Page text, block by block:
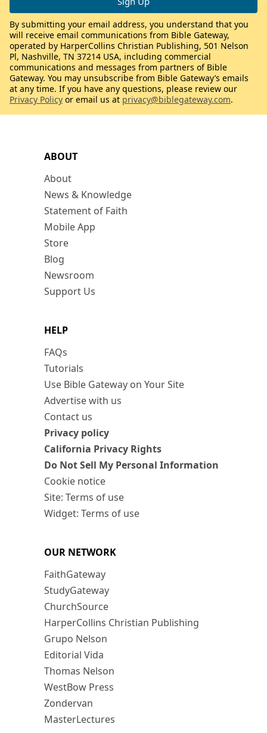
ABOUT
About
News & Knowledge
Statement of Faith
Mobile App
Store
Blog
Newsroom
Support Us
HELP
FAQs
Tutorials
Use Bible Gateway on Your Site
Advertise with us
Contact us
Privacy policy
California Privacy Rights
Do Not Sell My Personal Information
Cookie notice
Site: Terms of use
Widget: Terms of use
OUR NETWORK
FaithGateway
StudyGateway
ChurchSource
HarperCollins Christian Publishing
Grupo Nelson
Editorial Vida
Thomas Nelson
WestBow Press
Zondervan
MasterLectures
By submitting your email address, you understand that you
will receive email communications from Bible Gateway,
operated by HarperCollins Christian Publishing, 501 Nelson
Pl, Nashville, TN 37214 USA, including commercial
communications and messages from partners of Bible
Gateway. You may unsubscribe from Bible Gateway’s emails
at any time. If you have any questions, please review our
Privacy Policy or email us at privacy@biblegateway.com.